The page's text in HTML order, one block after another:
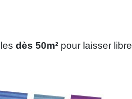
dès 50m² pour laisser libre